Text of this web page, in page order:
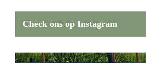
Check ons op Instagram